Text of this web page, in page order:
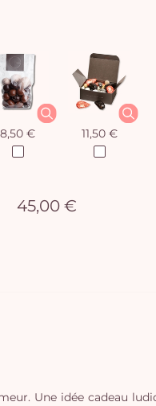
45,00 €
8,50 € 11,50 €
Une idée cadeau